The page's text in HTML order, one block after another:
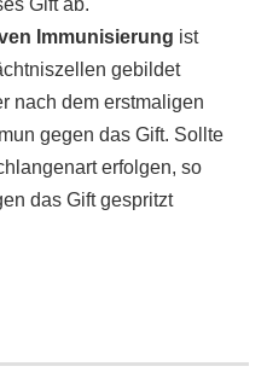
Gift ab.
Immunisierung ist
gebildet
nach dem erstmaligen
gegen das Gift. Sollte
erfolgen, so
das Gift gespritzt